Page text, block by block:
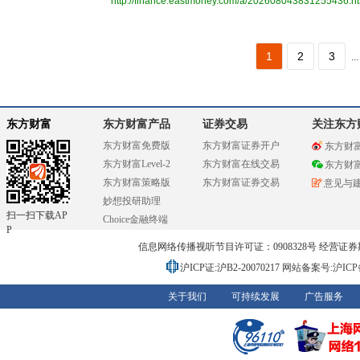
1 2 3 ...
东方财富
扫一扫下载AP
P
东方财富产品
东方财富免费版
东方财富Level-2
东方财富策略版
妙想投研助理
Choice金融终端
证券交易
东方财富证券开户
东方财富在线交易
东方财富证券交易
关注东方
东方财
东方财
意见与
信息网络传播视听节目许可证：0908328号 经营证
沪ICP证:沪B2-20070217 网站备案号:沪
关于我们 可持续发展 广告服务